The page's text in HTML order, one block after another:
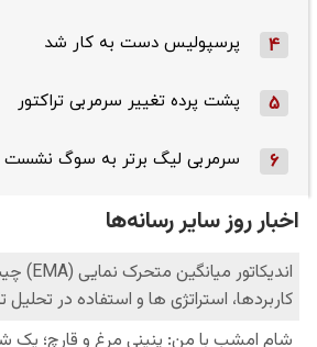
4 پرسپولیس دست به کار شد
5 پشت پرده تغییر سرمربی تراکتور
6 سرمربی لیگ برتر به سوگ نشست